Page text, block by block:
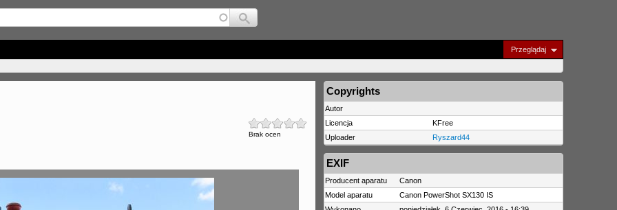
Jump to navigation
Przeglądaj
Brak ocen
Copyrights
Autor
Licencja
KFree
Uploader
Ryszard44
EXIF
Producent aparatu
Canon
Model aparatu
Canon PowerShot SX130 IS